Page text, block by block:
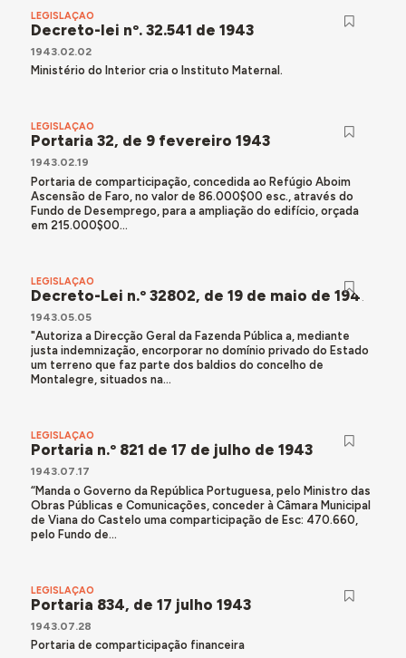
LEGISLAÇÃO
Decreto-lei nº. 32.541 de 1943
1943.02.02
Ministério do Interior cria o Instituto Maternal.
LEGISLAÇÃO
Portaria 32, de 9 fevereiro 1943
1943.02.19
Portaria de comparticipação, concedida ao Refúgio Aboim
Ascensão de Faro, no valor de 86.000$00 esc., através do
Fundo de Desemprego, para a ampliação do edifício, orçada
em 215.000$00...
LEGISLAÇÃO
Decreto-Lei n.º 32802, de 19 de maio de 1943
1943.05.05
"Autoriza a Direcção Geral da Fazenda Pública a, mediante
justa indemnização, encorporar no domínio privado do Estado
um terreno que faz parte dos baldios do concelho de
Montalegre, situados na...
LEGISLAÇÃO
Portaria n.º 821 de 17 de julho de 1943
1943.07.17
“Manda o Governo da República Portuguesa, pelo Ministro das
Obras Públicas e Comunicações, conceder à Câmara Municipal
de Viana do Castelo uma comparticipação de Esc: 470.660,
pelo Fundo de...
LEGISLAÇÃO
Portaria 834, de 17 julho 1943
1943.07.28
Portaria de comparticipação financeira